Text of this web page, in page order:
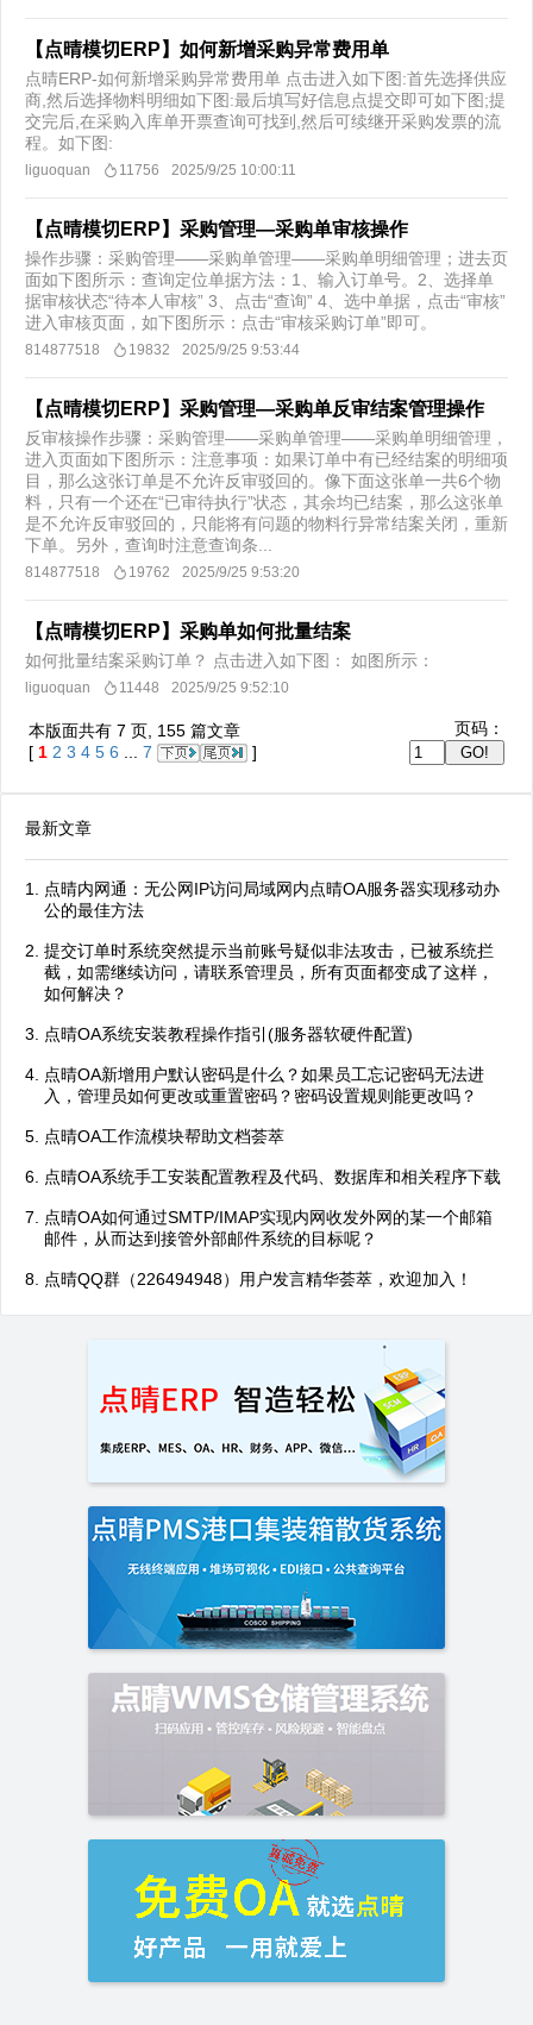
【点晴模切ERP】如何新增采购异常费用单
点晴ERP-如何新增采购异常费用单 点击进入如下图:首先选择供应
商,然后选择物料明细如下图:最后填写好信息点提交即可如下图;提
交完后,在采购入库单开票查询可找到,然后可续继开采购发票的流
程。如下图:
liguoquan 11756 2025/9/25 10:00:11
【点晴模切ERP】采购管理—采购单审核操作
操作步骤：采购管理——采购单管理——采购单明细管理；进去页
面如下图所示：查询定位单据方法：1、输入订单号。2、选择单
据审核状态“待本人审核” 3、点击“查询” 4、选中单据，点击“审核”
进入审核页面，如下图所示：点击“审核采购订单”即可。
814877518 19832 2025/9/25 9:53:44
【点晴模切ERP】采购管理—采购单反审结案管理操作
反审核操作步骤：采购管理——采购单管理——采购单明细管理，
进入页面如下图所示：注意事项：如果订单中有已经结案的明细项
目，那么这张订单是不允许反审驳回的。像下面这张单一共6个物
料，只有一个还在“已审待执行”状态，其余均已结案，那么这张单
是不允许反审驳回的，只能将有问题的物料行异常结案关闭，重新
下单。另外，查询时注意查询条...
814877518 19762 2025/9/25 9:53:20
【点晴模切ERP】采购单如何批量结案
如何批量结案采购订单？ 点击进入如下图： 如图所示：
liguoquan 11448 2025/9/25 9:52:10
本版面共有 7 页, 155 篇文章
[ 1 2 3 4 5 6 7 ]
页码：
最新文章
点晴内网通：无公网IP访问局域网内点晴OA服务器实现移动办
公的最佳方法
提交订单时系统突然提示当前账号疑似非法攻击，已被系统拦
截，如需继续访问，请联系管理员，所有页面都变成了这样，
如何解决？
点晴OA系统安装教程操作指引(服务器软硬件配置)
点晴OA新增用户默认密码是什么？如果员工忘记密码无法进
入，管理员如何更改或重置密码？密码设置规则能更改吗？
点晴OA工作流模块帮助文档荟萃
点晴OA系统手工安装配置教程及代码、数据库和相关程序下载
点晴OA如何通过SMTP/IMAP实现内网收发外网的某一个邮箱
邮件，从而达到接管外部邮件系统的目标呢？
点晴QQ群（226494948）用户发言精华荟萃，欢迎加入！